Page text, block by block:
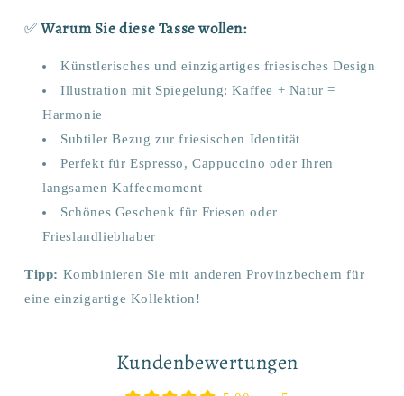
✅Warum Sie diese Tasse wollen:
Künstlerisches und einzigartiges friesisches Design
Illustration mit Spiegelung: Kaffee + Natur =
Harmonie
Subtiler Bezug zur friesischen Identität
Perfekt für Espresso, Cappuccino oder Ihren
langsamen Kaffeemoment
Schönes Geschenk für Friesen oder
Frieslandliebhaber
Tipp: Kombinieren Sie mit anderen Provinzbechern für
eine einzigartige Kollektion!
Kundenbewertungen